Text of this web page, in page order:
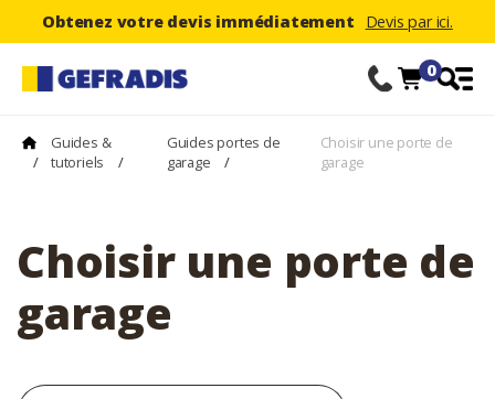
Obtenez votre devis immédiatement Devis par ici.
0
/
Guides &
tutoriels
/
Guides portes de
garage
/
Choisir une porte de
garage
Choisir une porte de
garage